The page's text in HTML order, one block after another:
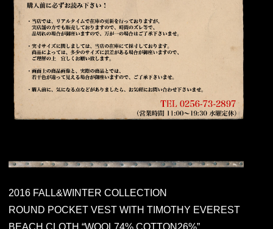
2016 FALL&WINTER COLLECTION
ROUND POCKET VEST WITH TIMOTHY EVEREST
BEACH CLOTH “WOOL74% COTTON26%”